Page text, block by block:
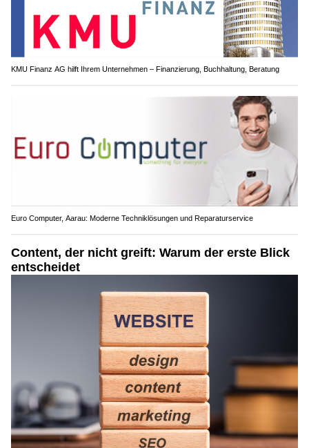
KMU Finanz AG hilft Ihrem Unternehmen – Finanzierung, Buchhaltung, Beratung
Euro Computer, Aarau: Moderne Techniklösungen und Reparaturservice
Content, der nicht greift: Warum der erste Blick
entscheidet